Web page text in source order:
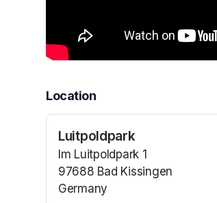
Location
Luitpoldpark
Im Luitpoldpark 1
97688 Bad Kissingen
Germany